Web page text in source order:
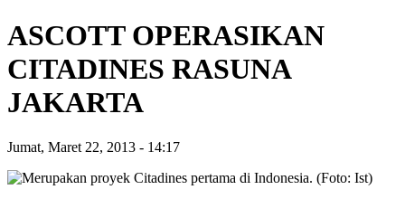
ASCOTT OPERASIKAN
CITADINES RASUNA
JAKARTA
Jumat, Maret 22, 2013 - 14:17